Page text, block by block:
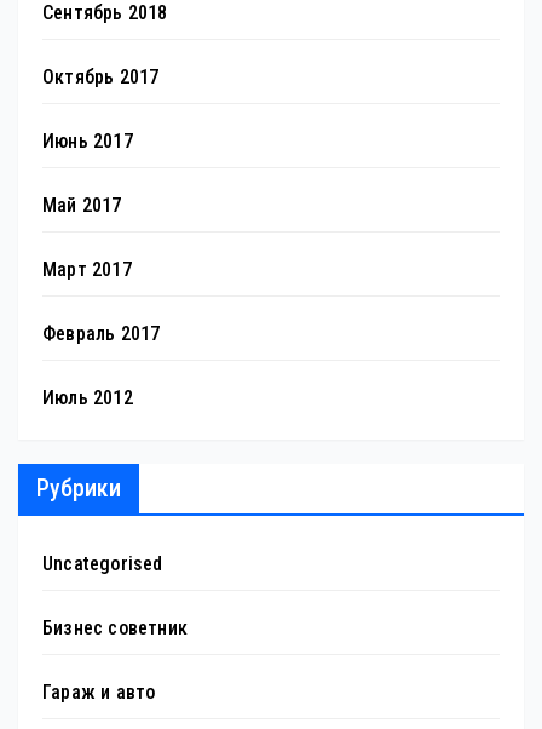
Сентябрь 2018
Октябрь 2017
Июнь 2017
Май 2017
Март 2017
Февраль 2017
Июль 2012
Рубрики
Uncategorised
Бизнес советник
Гараж и авто